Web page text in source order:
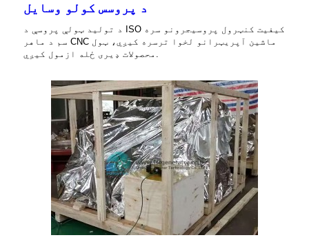
د پروسس کولو وسایل
د تولید ټولې پروسې د ISO کیفیت کنټرول پروسیجرونو سره
سم د ماهر CNC ماشین آپریټرانو لخوا ترسره کیږي، ټول
محصولات ډیری ځله ازمول کیږي.